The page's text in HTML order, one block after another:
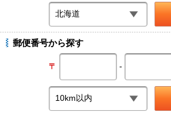
郵便番号から探す
〒 -